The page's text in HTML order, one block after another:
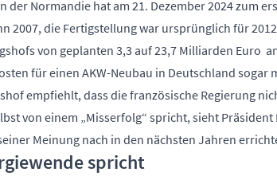
der Normandie hat am 21. Dezember 2024 zum
2007, die Fertigstellung war ursprünglich für
von geplanten 3,3 auf 23,7 Milliarden Euro
für einen AKW-Neubau in Deutschland sogar
empfiehlt,dass die französische Regierung
von einem „Misserfolg“ spricht, sieht
Meinung nach in den nächsten Jahren
spricht